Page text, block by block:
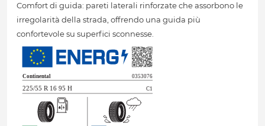
Comfort di guida: pareti laterali rinforzate che assorbono le
irregolarità della strada, offrendo una guida più
confortevole su superfici sconnesse.